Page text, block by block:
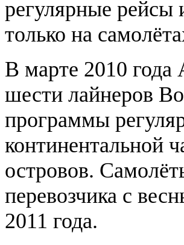
регулярные рейсы
только на
В марте 2010 года
шести лайнеров
программы
континентальной
островов.
перевозчика с
2011 года.